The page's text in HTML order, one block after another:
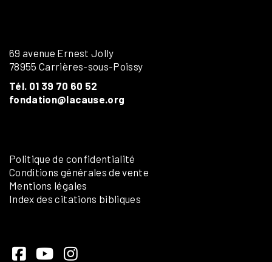
69 avenue Ernest Jolly
78955 Carrières-sous-Poissy
Tél. 01 39 70 60 52
fondation@lacause.org
Politique de confidentialité
Conditions générales de vente
Mentions légales
Index des citations bibliques